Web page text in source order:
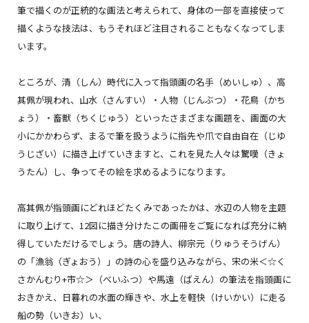
筆で描くのが正統的な画法と考えられて、身体の一部を直接使って
描くような技法は、もうそれほど注目されることもなくなってしま
います。
ところが、清（しん）時代に入って指頭画の名手（めいしゅ）、高
其佩が現われ、山水（さんすい）・人物（じんぶつ）・花鳥（かち
ょう）・畜獣（ちくじゅう）といったさまざまな画題を、画面の大
小にかかわらず、まるで筆を扱うように指先や爪で自由自在（じゆ
うじざい）に描き上げていきますと、これを見た人々は驚嘆（きょ
うたん）し、争ってその絵を求めるようになります。
高其佩が指頭画にどれほどたくみであったかは、水辺の人物を主題
に取り上げて、12図に描き分けたこの画冊をご覧になれば充分に納
得していただけるでしょう。唐の詩人、柳宗元（りゅうそうげん）
の「漁翁（ぎょおう）」の詩の心を盛り込みながら、宋の米＜☆く
さかんむり+市☆＞（べいふつ）や馬遠（ばえん）の筆法を指頭画に
おきかえ、日暮れの水面の輝きや、水上を軽快（けいかい）に走る
船の勢（いきお）い、